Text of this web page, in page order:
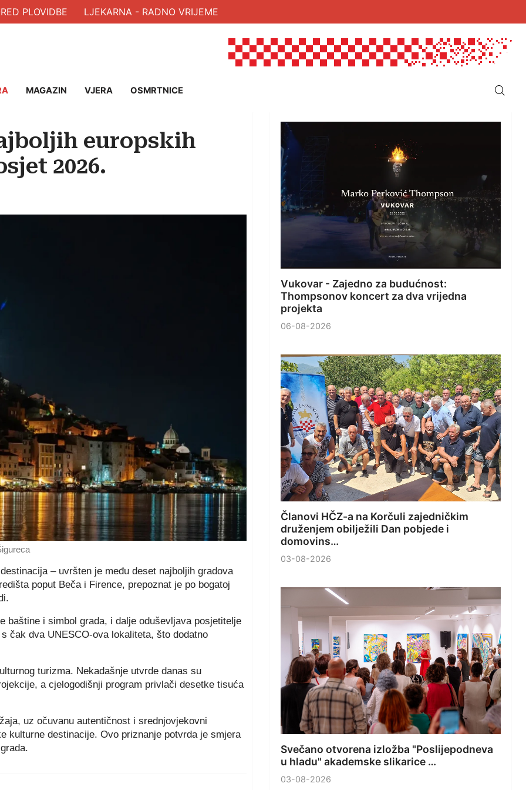
PLOVIDBE LJEKARNA - RADNO VRIJEME
MAGAZIN VJERA OSMRTNICE
europskih
2026.
– uvršten je među deset najboljih gradova
poput Beča i Firence, prepoznat je po bogatoj
baštine i simbol grada, i dalje oduševljava posjetitelje
čak dva UNESCO-ova lokaliteta, što dodatno
turizma. Nekadašnje utvrde danas su
a cjelogodišnji program privlači desetke tisuća
uz očuvanu autentičnost i srednjovjekovni
kulturne destinacije. Ovo priznanje potvrda je smjera
Vukovar - Zajedno za budućnost:
Thompsonov koncert za dva vrijedna
projekta
06-08-2026
Članovi HČZ-a na Korčuli zajedničkim
druženjem obilježili Dan pobjede i
domovins…
03-08-2026
Svečano otvorena izložba "Poslijepodneva
u hladu" akademske slikarice …
03-08-2026